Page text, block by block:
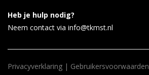
Heb je hulp nodig?
Neem contact via info@tkmst.nl
Privacyverklaring | Gebruikersvoorwaarden